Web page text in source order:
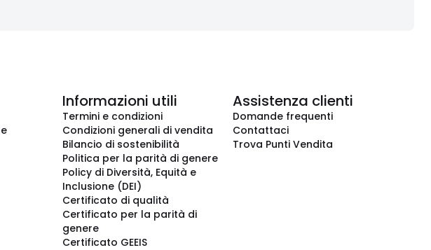
Informazioni utili
Termini e condizioni
Condizioni generali di vendita
Bilancio di sostenibilità
Politica per la parità di genere
Policy di Diversità, Equità e
Inclusione (DEI)
Certificato di qualità
Certificato per la parità di
genere
Certificato GEEIS
Assistenza clienti
Domande frequenti
Contattaci
Trova Punti Vendita